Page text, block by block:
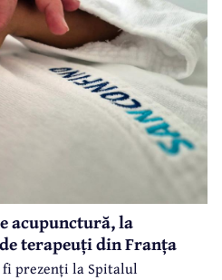
acupunctură, la
terapeuți din Franța
prezenți la Spitalul